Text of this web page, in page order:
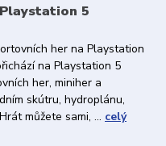
5
her na Playstation
na Playstation 5
her, miniher a
skútru, hydroplánu,
můžete sami, ... celý